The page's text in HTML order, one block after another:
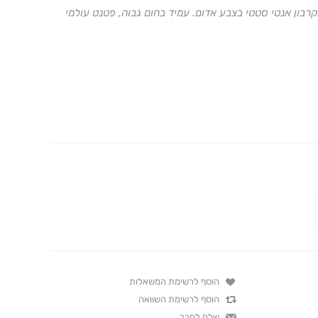
אנטי סטטי בצבע אדום. עמיד בחום גבוה, פטנט עולמי